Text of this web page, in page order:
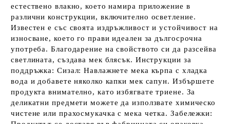
естествено влакно, което намира приложение в
различни конструкции, включително осветление.
Известен е със своята издръжливост и устойчивост на
износване, което го прави идеален за дългосрочна
употреба. Благодарение на свойството си да разсейва
светлината, създава мек блясък. Инструкции за
поддръжка: Сизал: Навлажнете мека кърпа с хладка
вода и добавете няколко капки мек сапун. Избършете
продукта внимателно, като избягвате триене. За
деликатни предмети можете да използвате химическо
чистене или прахосмукачка с мека четка. Забележки: